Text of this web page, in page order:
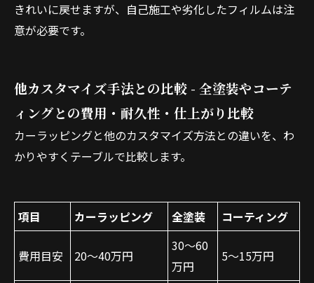
きれいに戻せますが、自己施工や劣化したフィルムは注
意が必要です。
他カスタマイズ手法との比較 - 全塗装やコーテ
ィングとの費用・耐久性・仕上がり比較
カーラッピングと他のカスタマイズ方法との違いを、わ
かりやすくテーブルで比較します。
項目 カーラッピング 全塗装 コーティング
費用目安 20〜40万円
30〜60
万円
5〜15万円